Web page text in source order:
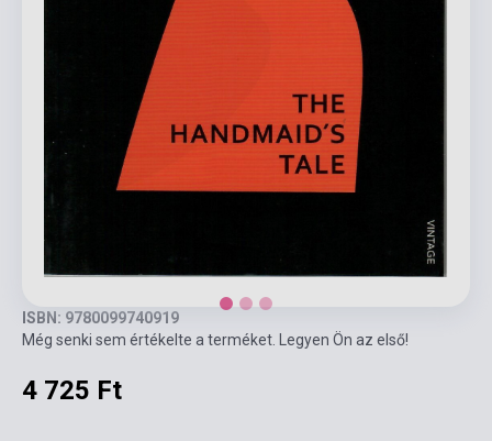
ISBN: 9780099740919
Még senki sem értékelte a terméket. Legyen Ön az első!
4 725 Ft